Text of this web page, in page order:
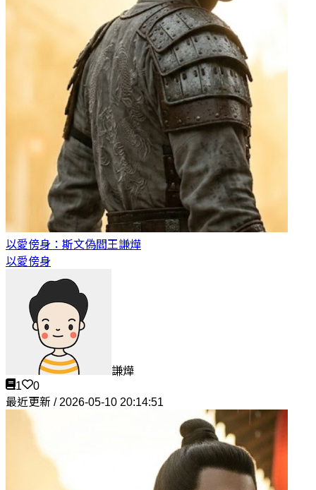
以愛傍身：斯文偽閻王謙燁
以愛傍身
謙燁
1
0
最近更新 / 2026-05-10 20:14:51